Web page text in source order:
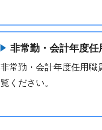
非常勤・会計年度任
非常勤・会計年度任用職
覧ください。